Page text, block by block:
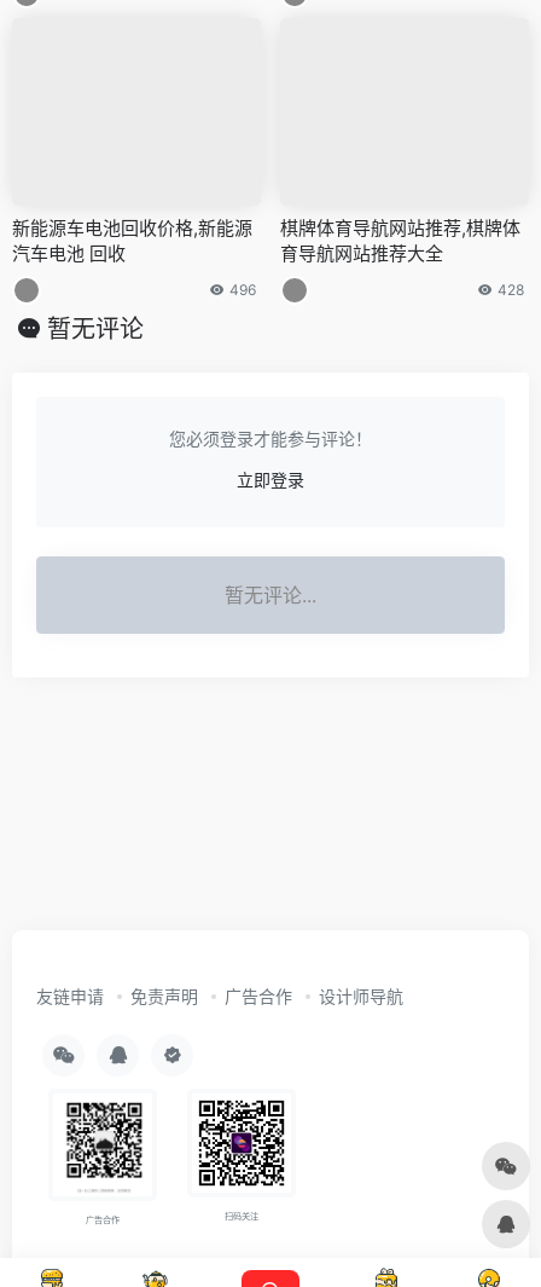
新能源车电池回收价格,新能源
汽车电池 回收
496
棋牌体育导航网站推荐,棋牌体
育导航网站推荐大全
428
暂无评论
您必须登录才能参与评论！
立即登录
暂无评论...
友链申请 免责声明 广告合作 设计师导航
广告合作 扫码关注
Copyright © 2026沪ICP备2021007899号-5 Designed by 设计资源